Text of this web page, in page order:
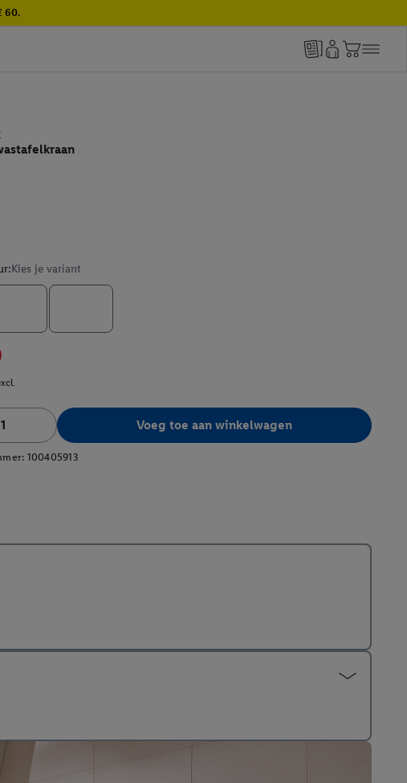
60.
Kies je variant
Voeg toe aan winkelwagen
100405913